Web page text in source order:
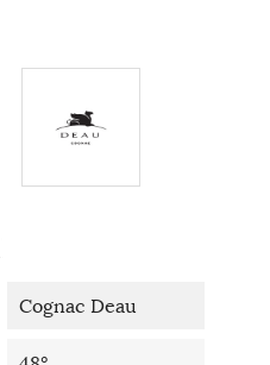
Cognac Deau